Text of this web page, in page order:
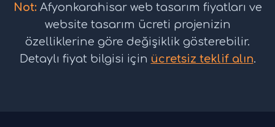
Not:Afyonkarahisar web tasarım fiyatları ve
website tasarım ücreti projenizin
özelliklerine göre değişiklik gösterebilir.
Detaylı fiyat bilgisi için ücretsiz teklif alın.